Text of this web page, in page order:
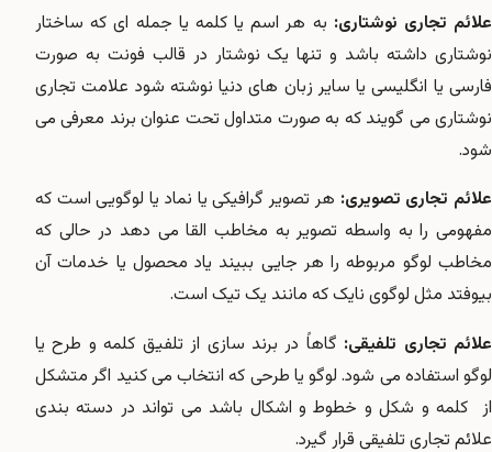
علائم تجاری نوشتاری: به هر اسم یا کلمه یا جمله ای که ساختار
نوشتاری داشته باشد و تنها یک نوشتار در قالب فونت به صورت
فارسی یا انگلیسی یا سایر زبان های دنیا نوشته شود علامت تجاری
نوشتاری می گویند که به صورت متداول تحت عنوان برند معرفی می
شود.
علائم تجاری تصویری: هر تصویر گرافیکی یا نماد یا لوگویی است که
مفهومی را به واسطه تصویر به مخاطب القا می دهد در حالی که
مخاطب لوگو مربوطه را هر جایی ببیند یاد محصول یا خدمات آن
بیوفتد مثل لوگوی نایک که مانند یک تیک است.
علائم تجاری تلفیقی: گاهاً در برند سازی از تلفیق کلمه و طرح یا
لوگو استفاده می شود. لوگو یا طرحی که انتخاب می کنید اگر متشکل
از کلمه و شکل و خطوط و اشکال باشد می تواند در دسته بندی
علائم تجاری تلفیقی قرار گیرد.